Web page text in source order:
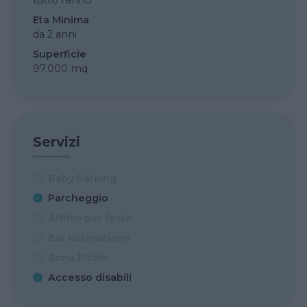
Eta Minima
da 2 anni
Superficie
97.000 mq
Servizi
Parcheggio
Accesso disabili